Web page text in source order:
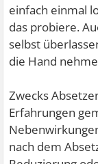
einfach einmal
das probiere.
selbst
die Hand
Zwecks
Erfahrungen
nach dem